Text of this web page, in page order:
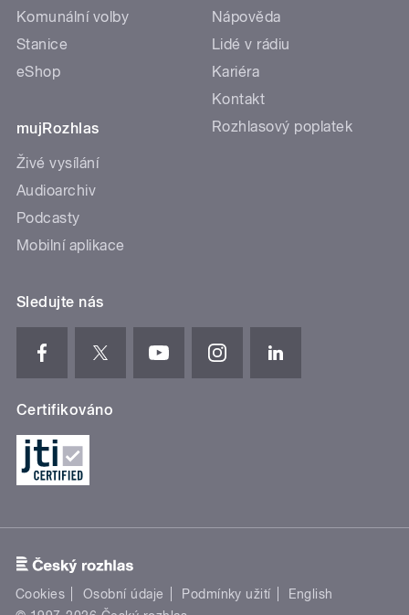
Komunální volby
Stanice
eShop
mujRozhlas
Živé vysílání
Audioarchiv
Podcasty
Mobilní aplikace
Nápověda
Lidé v rádiu
Kariéra
Kontakt
Rozhlasový poplatek
Sledujte nás
Certifikováno
Cookies Osobní údaje Podmínky užití
English